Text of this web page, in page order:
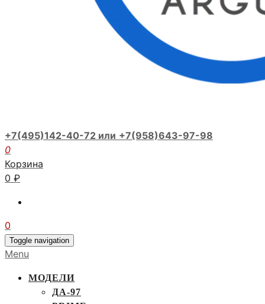
+7(495)142-40-72 или +7(958)643-97-98
0
Корзина
0 ₽
0
Toggle navigation
Menu
МОДЕЛИ
ДА-97